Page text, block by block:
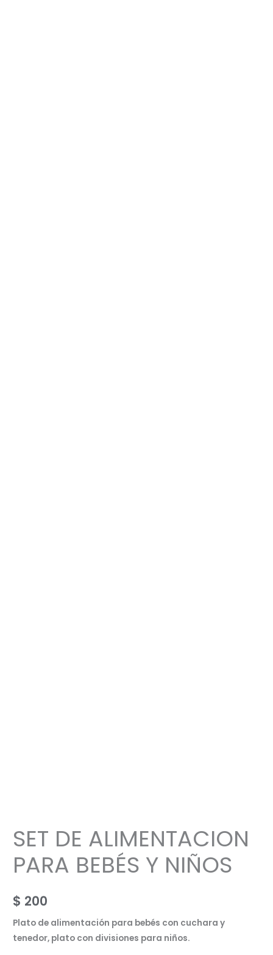
SET DE ALIMENTACION
PARA BEBÉS Y NIÑOS
$ 200
Plato de alimentación para bebés con cuchara y
tenedor, plato con divisiones para niños.